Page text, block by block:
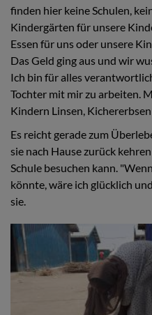
finden hier keine Schulen,
Kindergärten für unsere
Essen für uns oder unsere
Das Geld ging aus und wir
Ich bin für alles
Tochter mit mir zu arbeiten.
Kindern Linsen,
Es reicht gerade zum
sie nach Hause zurück
Schule besuchen kann.
könnte, wäre ich glücklich
sie.